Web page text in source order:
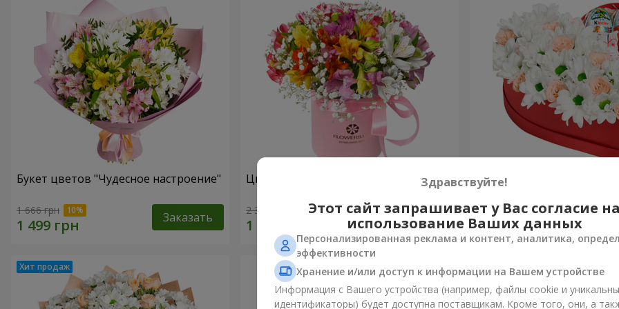
Букет цветов "Чудесное настроение"
1 666 грн Заказать
Цветы в коробке "Яркая фантазия"
2 305 грн Заказать
Цветы в коробке
2 124 грн
Здравствуйте!
Этот сайт запрашивает у Вас согласие
использование Ваших данных
Персонализированная реклама и контент, аналитика,
эффективности
Хранение и/или доступ к информации на Вашем устройстве
Информация с Вашего устройства (например, файлы cookie и
идентификаторы) будет доступна поставщикам. Кроме того, они, а